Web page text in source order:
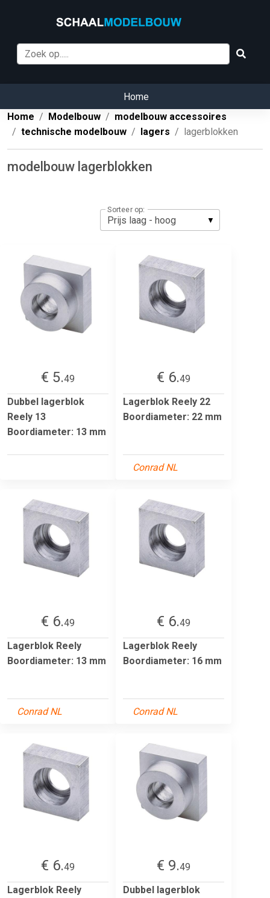
Home
Home
Modelbouw
modelbouw accessoires
technische modelbouw
lagers lagerblokken
modelbouw lagerblokken
Sorteer op:
€ 5.49
Dubbel lagerblok
Reely 13
Boordiameter: 13 mm
€ 6.49
Lagerblok Reely 22
Boordiameter: 22 mm
Conrad NL
€ 6.49
Lagerblok Reely
Boordiameter: 13 mm
Conrad NL
€ 6.49
Lagerblok Reely
Boordiameter: 16 mm
Conrad NL
€ 6.49
Lagerblok Reely
€ 9.49
Dubbel lagerblok